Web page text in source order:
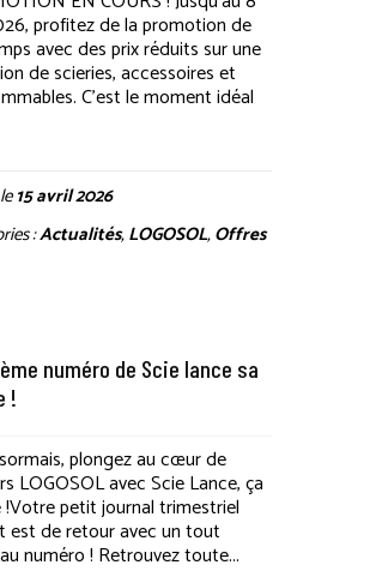
profitez de la promotion de
avec des prix réduits sur une
de scieries, accessoires et
C’est le moment idéal
15 avril 2026
:Actualités,LOGOSOL,Offres
numéro de Scie lance sa
!
plongez au cœur de
LOGOSOL avec Scie Lance, ça
!Votre petit journal trimestriel
est de retour avec un tout
numéro ! Retrouvez toute...